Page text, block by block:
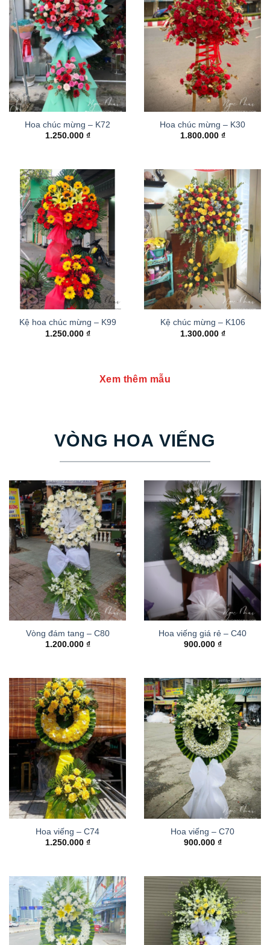
Hoa chúc mừng – K72
1.250.000 ₫
Hoa chúc mừng – K30
1.800.000 ₫
Kệ hoa chúc mừng – K99
1.250.000 ₫
Kệ chúc mừng – K106
1.300.000 ₫
Xem thêm mẫu
VÒNG HOA VIẾNG
Vòng đám tang – C80
1.200.000 ₫
Hoa viếng giá rẻ – C40
900.000 ₫
Hoa viếng – C74
1.250.000 ₫
Hoa viếng – C70
900.000 ₫